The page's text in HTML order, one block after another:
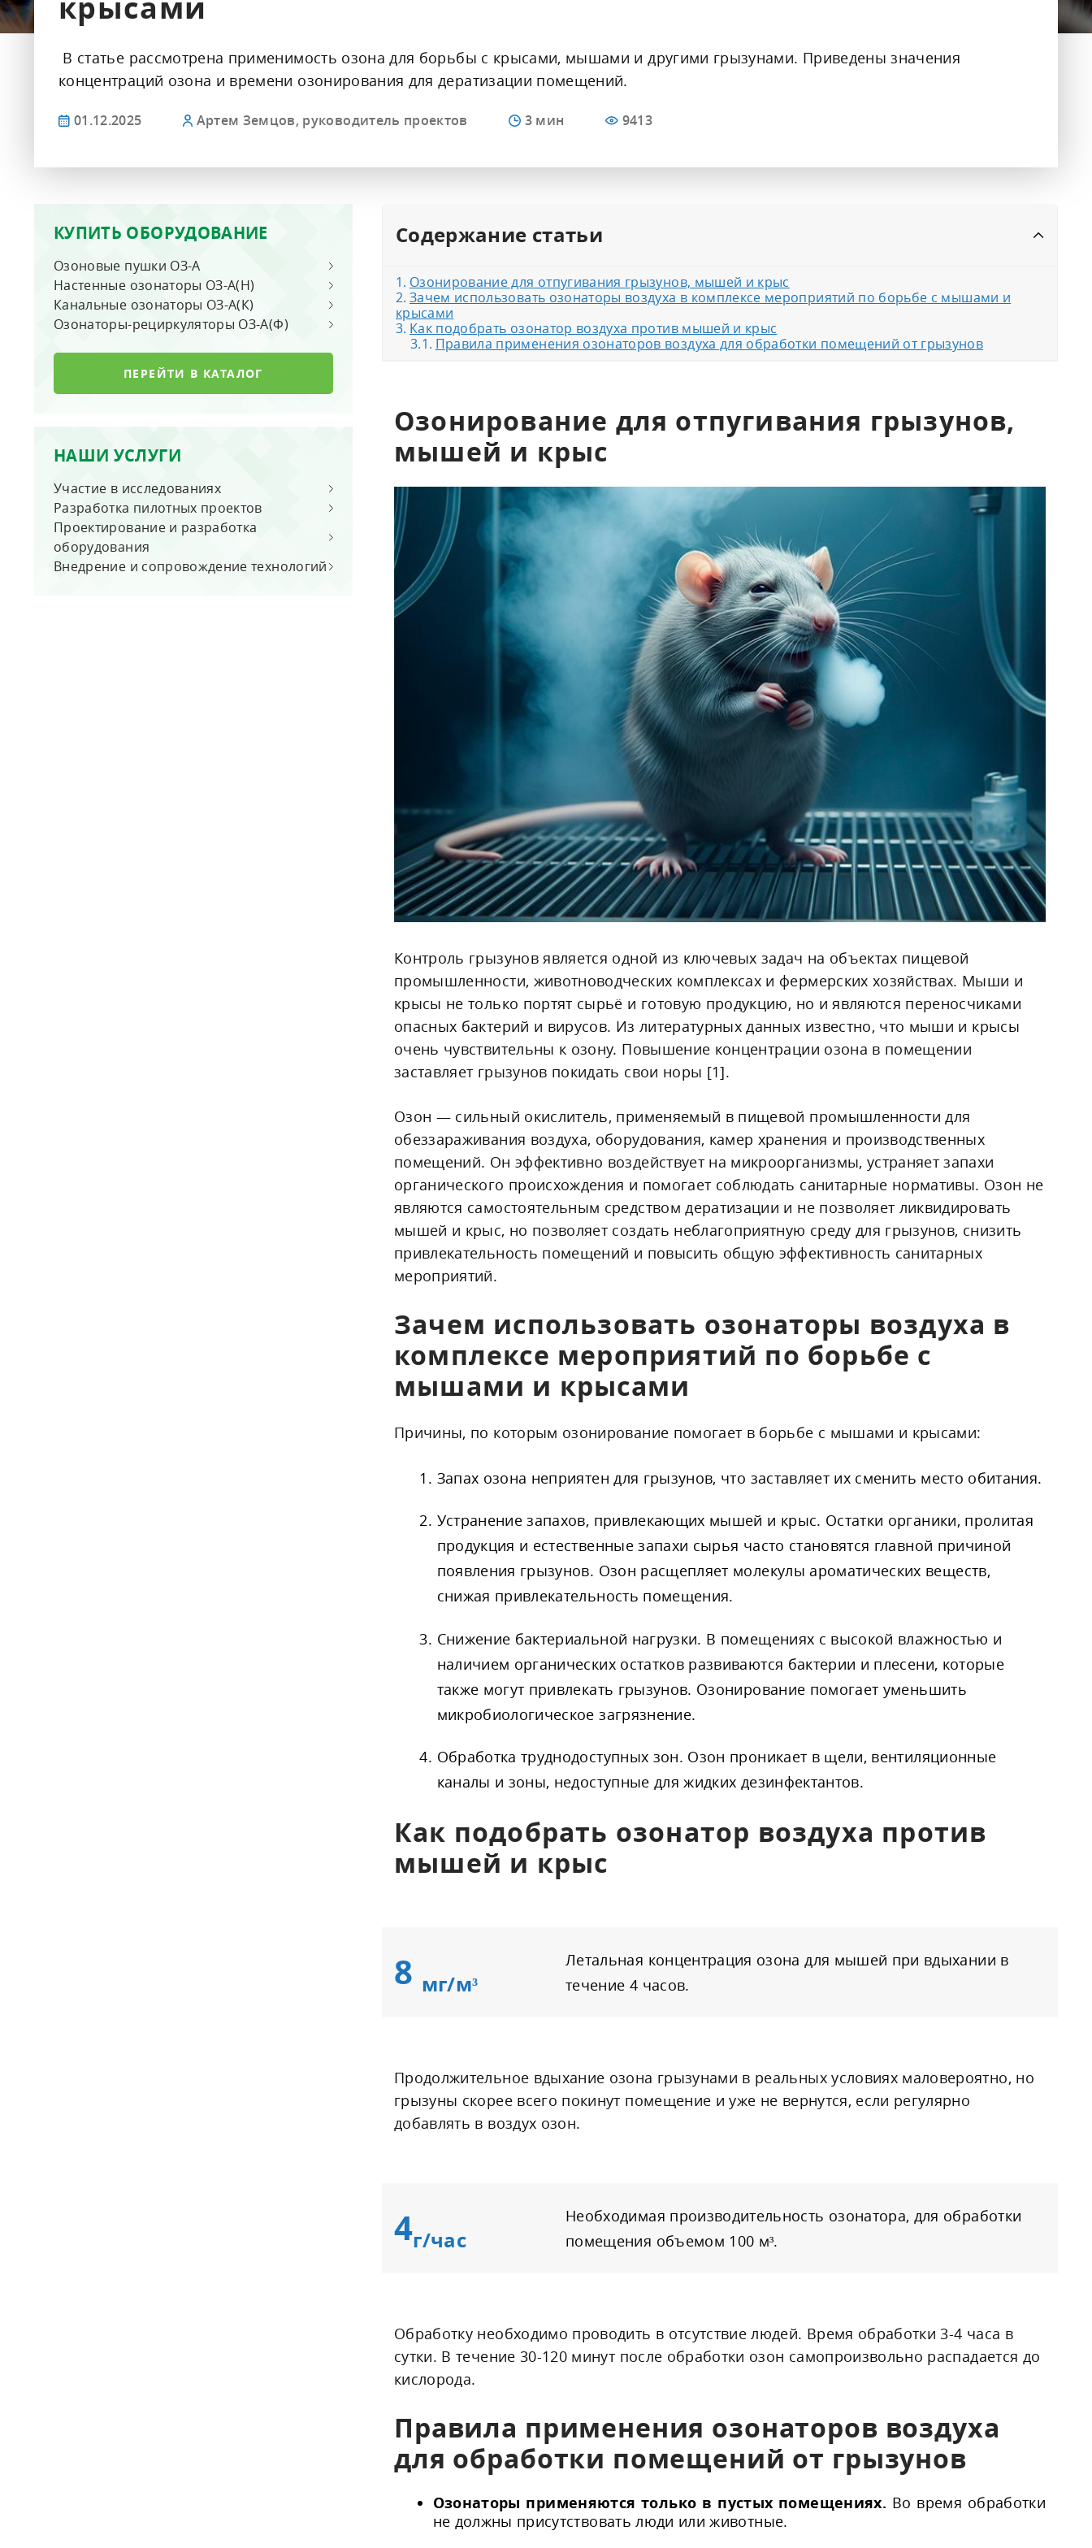
СИСТЕМЫ УВЛАЖНЕНИЯ ВОЗДУХА
Сотовые увлажнители
Увлажнители высокого давления
Комплектующие и КИПиА
ОПРОСНЫЕ ЛИСТЫ
Озонаторы воды перед розливом
Озонаторы воды для бассейнов
Блочно-модульные станции
водоподготовки
Увлажнители воздуха
Канальные увлажнители воздуха
Офисные и жилые помещения
В статье рассмотрена применимость озона для борьбы с крысами, мышами и другими грызунами. Приведены значения
концентраций озона и времени озонирования для дератизации помещений.
01.12.2025 Артем Земцов, руководитель проектов 9413
КУПИТЬ ОБОРУДОВАНИЕ
Озоновые пушки ОЗ-А
Настенные озонаторы ОЗ-А(Н)
Канальные озонаторы ОЗ-А(К)
Озонаторы-рециркуляторы ОЗ-А(Ф)
ПЕРЕЙТИ В КАТАЛОГ
НАШИ УСЛУГИ
Участие в исследованиях
Разработка пилотных проектов
Проектирование и разработка
оборудования
Внедрение и сопровождение технологий
Содержание статьи
Озонирование для отпугивания грызунов, мышей и крыс
Зачем использовать озонаторы воздуха в комплексе мероприятий по борьбе с мышами и
крысами
Как подобрать озонатор воздуха против мышей и крыс
Правила применения озонаторов воздуха для обработки помещений от грызунов
Озонирование для отпугивания грызунов,
мышей и крыс
Контроль грызунов является одной из ключевых задач на объектах пищевой
промышленности, животноводческих комплексах и фермерских хозяйствах. Мыши и
крысы не только портят сырьё и готовую продукцию, но и являются переносчиками
опасных бактерий и вирусов. Из литературных данных известно, что мыши и крысы
очень чувствительны к озону. Повышение концентрации озона в помещении
заставляет грызунов покидать свои норы [1].
Озон — сильный окислитель, применяемый в пищевой промышленности для
обеззараживания воздуха, оборудования, камер хранения и производственных
помещений. Он эффективно воздействует на микроорганизмы, устраняет запахи
органического происхождения и помогает соблюдать санитарные нормативы. Озон не
являются самостоятельным средством дератизации и не позволяет ликвидировать
мышей и крыс, но позволяет создать неблагоприятную среду для грызунов, снизить
привлекательность помещений и повысить общую эффективность санитарных
мероприятий.
Зачем использовать озонаторы воздуха в
комплексе мероприятий по борьбе с
мышами и крысами
Причины, по которым озонирование помогает в борьбе с мышами и крысами:
Запах озона неприятен для грызунов, что заставляет их сменить место обитания.
Устранение запахов, привлекающих мышей и крыс. Остатки органики, пролитая
продукция и естественные запахи сырья часто становятся главной причиной
появления грызунов. Озон расщепляет молекулы ароматических веществ,
снижая привлекательность помещения.
Снижение бактериальной нагрузки. В помещениях с высокой влажностью и
наличием органических остатков развиваются бактерии и плесени, которые
также могут привлекать грызунов. Озонирование помогает уменьшить
микробиологическое загрязнение.
Обработка труднодоступных зон. Озон проникает в щели, вентиляционные
каналы и зоны, недоступные для жидких дезинфектантов.
Как подобрать озонатор воздуха против
мышей и крыс
8 мг/м³
Летальная концентрация озона для мышей при вдыхании в
течение 4 часов.
Продолжительное вдыхание озона грызунами в реальных условиях маловероятно, но
грызуны скорее всего покинут помещение и уже не вернутся, если регулярно
добавлять в воздух озон.
4г/час
Необходимая производительность озонатора, для обработки
помещения объемом 100 м³.
Обработку необходимо проводить в отсутствие людей. Время обработки 3-4 часа в
сутки. В течение 30-120 минут после обработки озон самопроизвольно распадается до
кислорода.
Правила применения озонаторов воздуха
для обработки помещений от грызунов
Озонаторы применяются только в пустых помещениях. Во время обработки
не должны присутствовать люди или животные.